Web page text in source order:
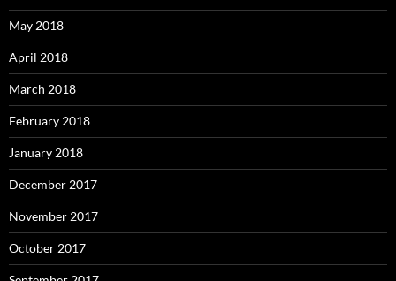
May 2018
April 2018
March 2018
February 2018
January 2018
December 2017
November 2017
October 2017